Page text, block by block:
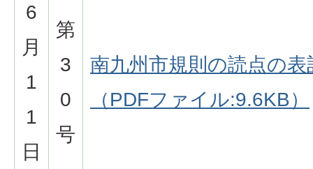
6
月
1
1
日
第
3
0
号
南九州市規則の読点の
（PDFファイル:9.6KB）